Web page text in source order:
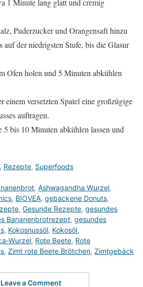
1 Minute lang glatt und cremig
Puderzucker und Orangensaft hinzu
auf der niedrigsten Stufe, bis die Glasur
Ofen holen und 5 Minuten abkühlen
versetzten Spatel eine großzügige
auftragen.
bis 10 Minuten abkühlen lassen und
, Rezepte, Superfoods
, Ashwagandha Wurzel,
, BIOVEA, gebackene Donuts,
, Gesunde Rezepte, gesundes
Bananenbrotrezept, gesundes
, Kokosnussöl, Kokosöl,
Wurzel, Rote Beete, Rote
, Zimt rote Beete Brötchen, Zimtgebäck
Leave a Comment